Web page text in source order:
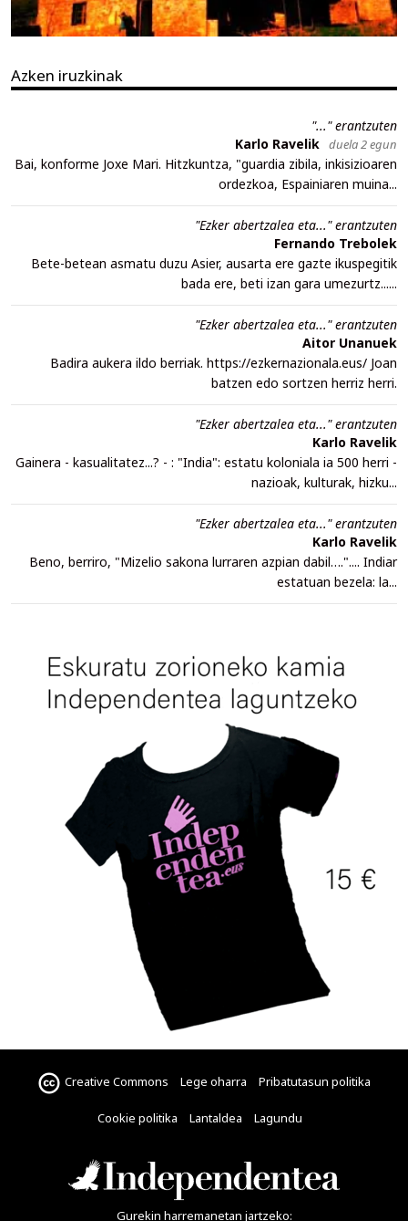
Azken iruzkinak
"..." erantzuten
Karlo Ravelik duela 2 egun
Bai, konforme Joxe Mari. Hitzkuntza, "guardia zibila, inkisizioaren
ordezkoa, Espainiaren muina...
"Ezker abertzalea eta..." erantzuten
Fernando Trebolek
Bete-betean asmatu duzu Asier, ausarta ere gazte ikuspegitik
bada ere, beti izan gara umezurtz......
"Ezker abertzalea eta..." erantzuten
Aitor Unanuek
Badira aukera ildo berriak. https://ezkernazionala.eus/ Joan
batzen edo sortzen herriz herri.
"Ezker abertzalea eta..." erantzuten
Karlo Ravelik
Gainera - kasualitatez...? - : "India": estatu koloniala ia 500 herri -
nazioak, kulturak, hizku...
"Ezker abertzalea eta..." erantzuten
Karlo Ravelik
Beno, berriro, "Mizelio sakona lurraren azpian dabil….".... Indiar
estatuan bezela: la...
Creative Commons Lege oharra Pribatutasun politika
Cookie politika Lantaldea Lagundu
Gurekin harremanetan jartzeko: